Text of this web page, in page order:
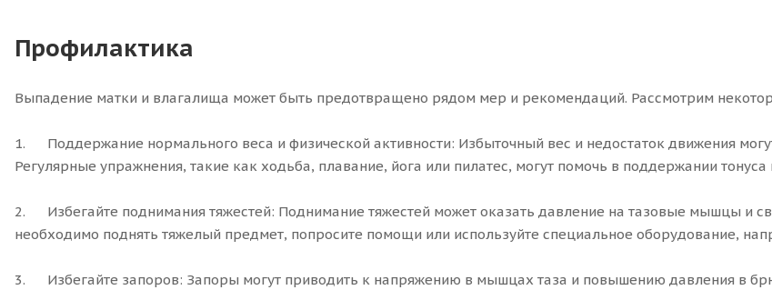
Профилактика
Выпадение матки и влагалища может быть предотвращено рядом мер и рекомендаций. Рассмотрим
1. Поддержание нормального веса и физической активности: Избыточный вес и недостаток движения
Регулярные упражнения, такие как ходьба, плавание, йога или пилатес, могут помочь в поддержании
2. Избегайте поднимания тяжестей: Поднимание тяжестей может оказать давление на тазовые мышцы и
необходимо поднять тяжелый предмет, попросите помощи или используйте специальное оборудование,
3. Избегайте запоров: Запоры могут приводить к напряжению в мышцах таза и повышению давления в